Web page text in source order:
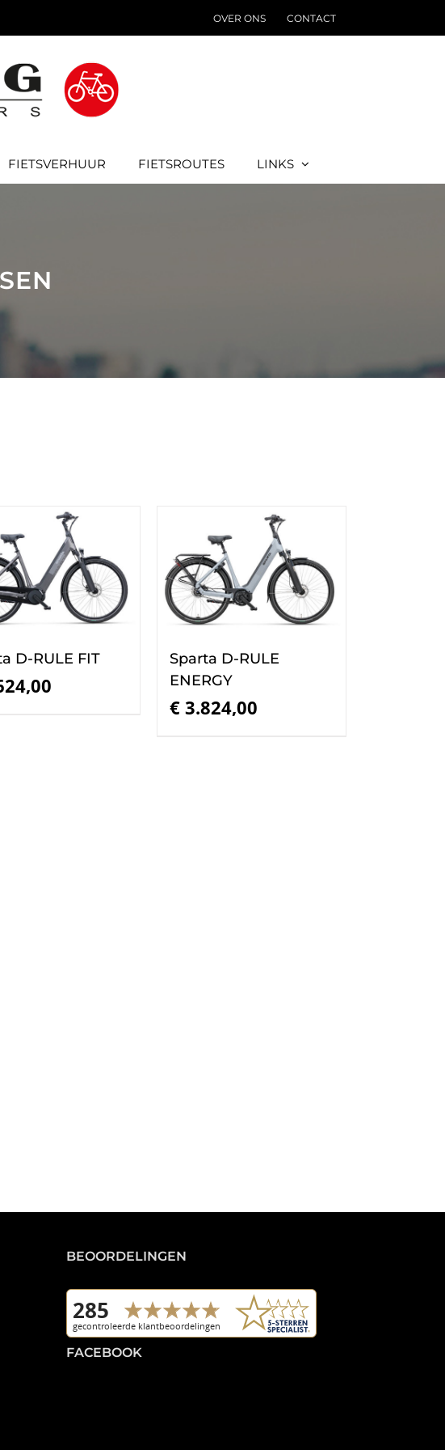
OVER ONS CONTACT
FIETSVERHUUR FIETSROUTES LINKS
D-RULE FIT
Sparta D-RULE
ENERGY
€3.824,00
BEOORDELINGEN
FACEBOOK